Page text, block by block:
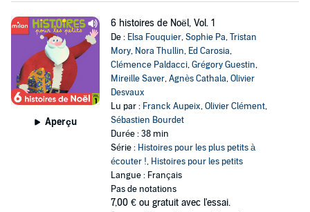
Aperçu
6 histoires de Noël, Vol. 1
De : Elsa Fouquier,Sophie Pa,Tristan
Mory, Nora Thullin, Ed Carosia,
Clémence Paldacci,Grégory Guestin,
Mireille Saver,Agnès Cathala,Olivier
Desvaux
Lu par : Franck Aupeix,Olivier Clément,
Sébastien Bourdet
Durée : 38 min
Série : Histoires pour les plus petits à
écouter !, Histoires pour les petits
Langue : Français
Pas de notations
7,00 € ou gratuit avec l'essai.